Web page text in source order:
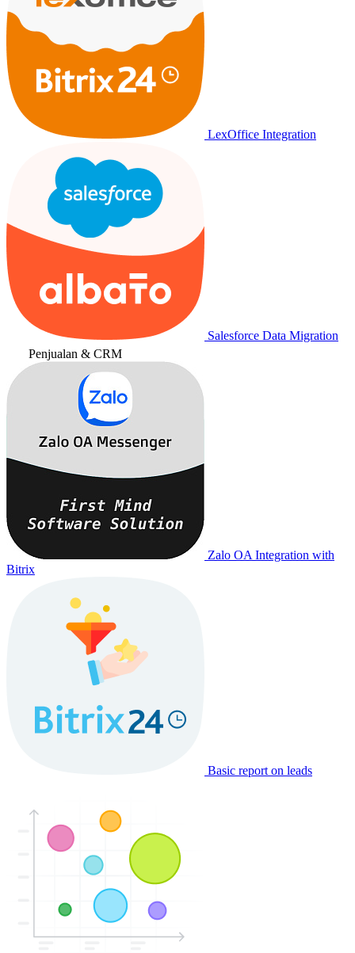
LexOffice Integration
Salesforce Data Migration
Penjualan & CRM
Zalo OA Integration with
Bitrix
Basic report on leads